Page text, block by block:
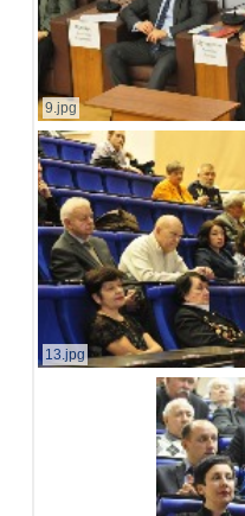
9.jpg
13.jpg